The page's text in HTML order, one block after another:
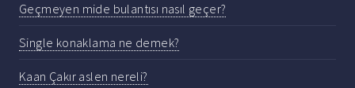
Geçmeyen mide bulantısı nasıl geçer?
Single konaklama ne demek?
Kaan Çakır aslen nereli?